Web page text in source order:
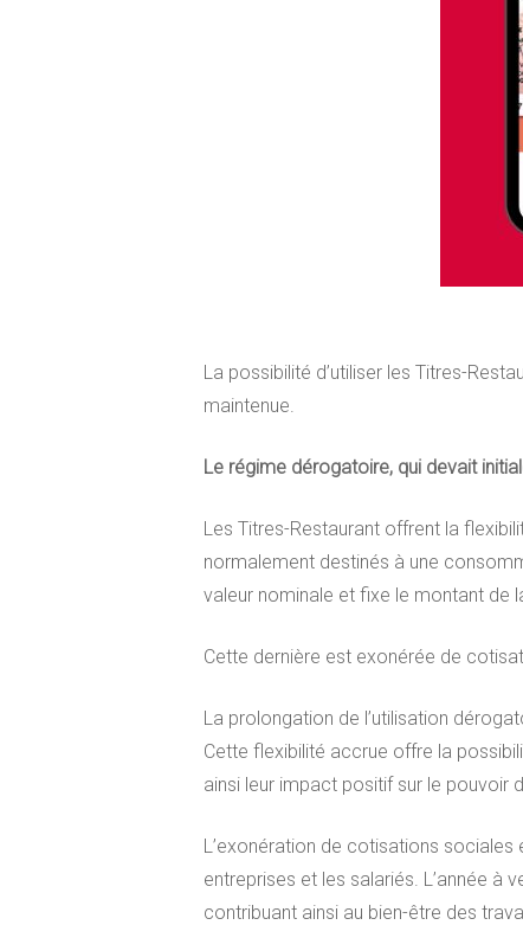
La possibilité d’utiliser les Titres-
maintenue.
Le régime dérogatoire, qui devait
Les Titres-Restaurant offrent la
normalement destinés à une
valeur nominale et fixe le montant de
Cette dernière est exonérée de
La prolongation de l’utilisation
Cette flexibilité accrue offre la
ainsi leur impact positif sur le pouvoir
L’exonération de cotisations
entreprises et les salariés. L’année à
contribuant ainsi au bien-être des